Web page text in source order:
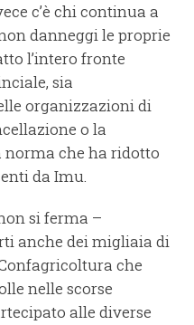
c’è chi continua a
danneggi le proprie
l’intero fronte
sia
organizzazioni di
o la
che ha ridotto
da Imu.
si ferma –
anche dei migliaia di
che
nelle scorse
alle diverse